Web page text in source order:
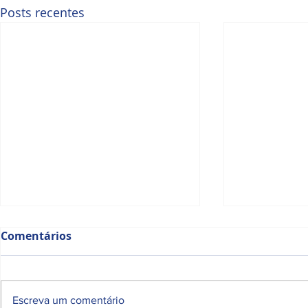
Posts recentes
Comentários
Escreva um comentário